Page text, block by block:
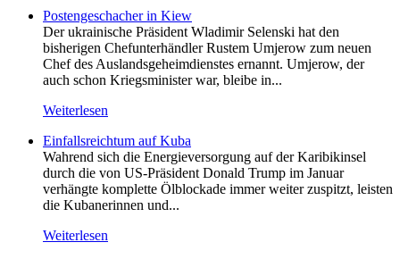
Postengeschacher in Kiew
Der ukrainische Präsident Wladimir Selenski hat den
bisherigen Chefunterhändler Rustem Umjerow zum neuen
Chef des Auslandsgeheimdienstes ernannt. Umjerow, der
auch schon Kriegsminister war, bleibe in...
Weiterlesen
Einfallsreichtum auf Kuba
Wahrend sich die Energieversorgung auf der Karibikinsel
durch die von US-Präsident Donald Trump im Januar
verhängte komplette Ölblockade immer weiter zuspitzt, leisten
die Kubanerinnen und...
Weiterlesen